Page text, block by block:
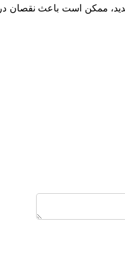
شدید، ممکن است باعث نقصان در